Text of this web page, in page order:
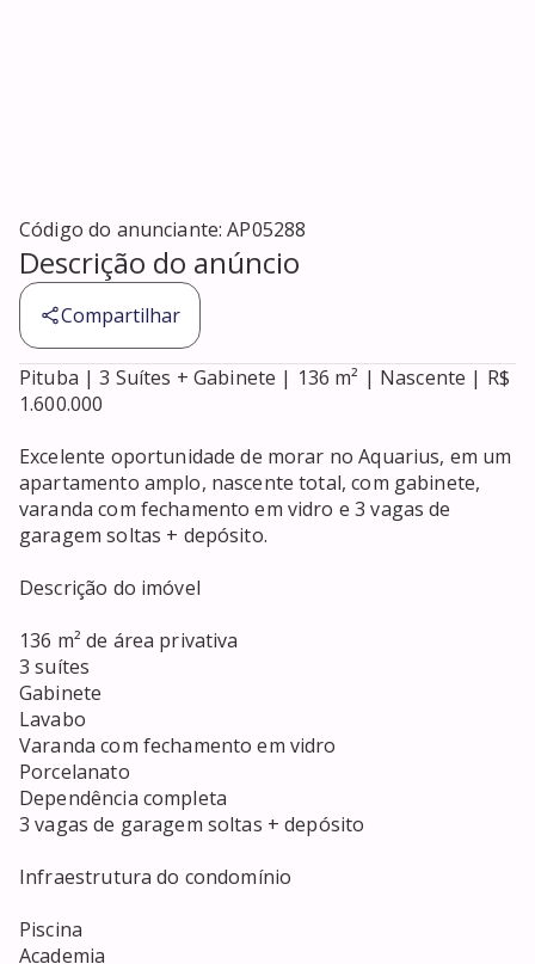
Código do anunciante:AP05288
Descrição do anúncio
Compartilhar
Pituba | 3 Suítes + Gabinete | 136 m² | Nascente | R$
1.600.000
Excelente oportunidade de morar no Aquarius, em um
apartamento amplo, nascente total, com gabinete,
varanda com fechamento em vidro e 3 vagas de
garagem soltas + depósito.
Descrição do imóvel
136 m² de área privativa
3 suítes
Gabinete
Lavabo
Varanda com fechamento em vidro
Porcelanato
Dependência completa
3 vagas de garagem soltas + depósito
Infraestrutura do condomínio
Piscina
Academia